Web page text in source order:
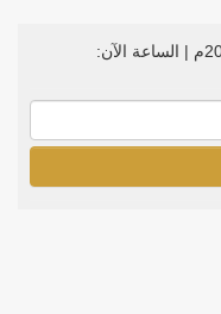
الساعة الآن: